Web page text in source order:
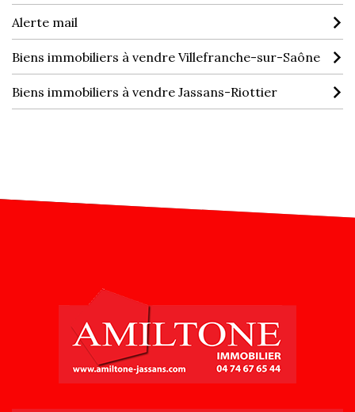
Alerte mail
Biens immobiliers à vendre Villefranche-sur-Saône
Biens immobiliers à vendre Jassans-Riottier